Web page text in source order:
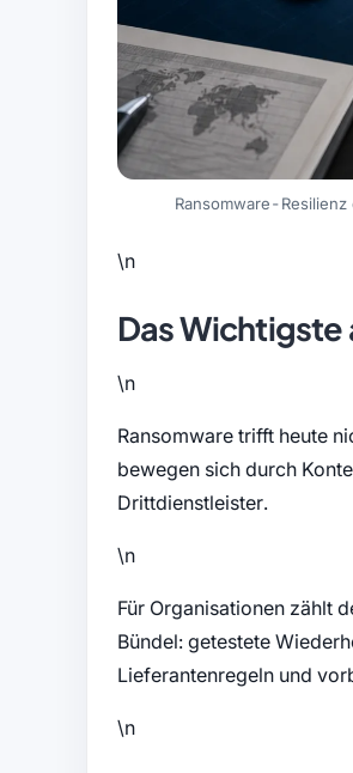
Ransomware-
\n
Das Wichtigste
\n
Ransomware trifft heute
bewegen sich durch
Drittdienstleister.
\n
Für Organisationen zählt
Bündel: getestete
Lieferantenregeln und
\n